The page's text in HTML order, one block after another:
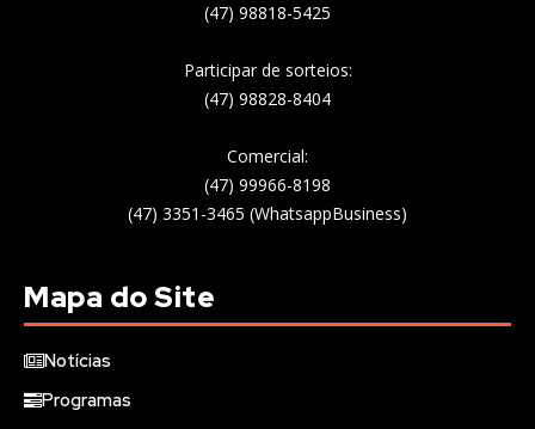
(47) 98818-5425
Participar de sorteios:
(47) 98828-8404
Comercial:
(47) 99966-8198
(47) 3351-3465 (WhatsappBusiness)
Mapa do Site
Notícias
Programas